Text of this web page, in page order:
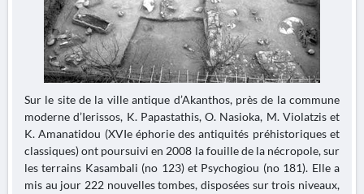
Sur le site de la ville antique d’Akanthos, près de la commune
moderne d’Ierissos, K. Papastathis, O. Nasioka, M. Violatzis et
K. Amanatidou (XVIe éphorie des antiquités préhistoriques et
classiques) ont poursuivi en 2008 la fouille de la nécropole, sur
les terrains Kasambali (no 123) et Psychogiou (no 181). Elle a
mis au jour 222 nouvelles tombes, disposées sur trois niveaux,